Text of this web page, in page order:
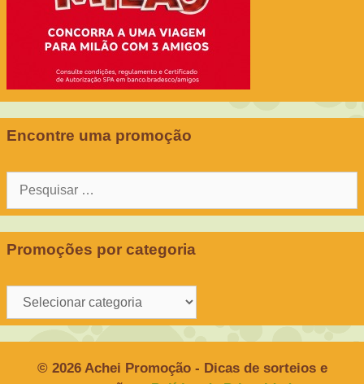
Encontre uma promoção
Pesquisar
Promoções por categoria
Promoções
por
© 2026 Achei Promoção - Dicas de sorteios e